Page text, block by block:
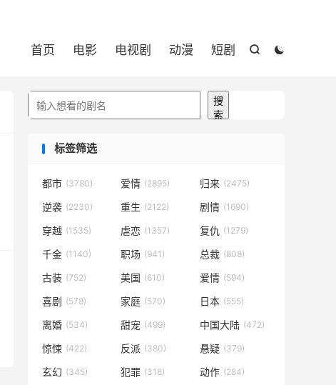


首页 电影 电视剧 动漫 短剧
搜索
搜
索
标签筛选
都市 (3780) 爱情 (2895) 归来 (2475)
逆袭 (2230) 重生 (2122) 剧情 (1690)
穿越 (1535) 虐恋 (1357) 复仇 (1279)
千金 (1140) 职场 (941) 总裁 (808)
古装 (752) 美国 (610) 爱情 (594)
喜剧 (578) 家庭 (570) 日本 (555)
离婚 (534) 甜宠 (499) 中国大陆 (472)
惊悚 (422) 反派 (380) 悬疑 (379)
玄幻 (345) 犯罪 (318) 动作 (284)